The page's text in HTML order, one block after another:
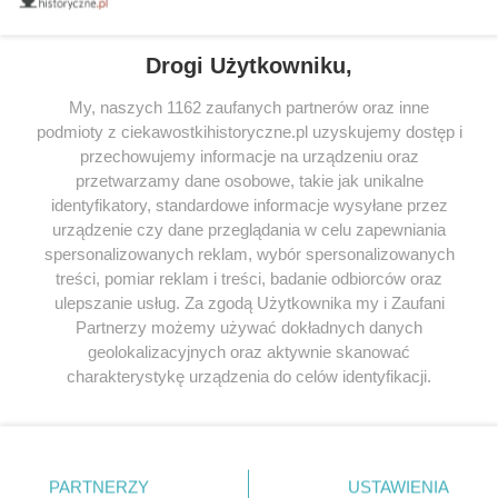
tytułów najwyżej ocenianych przez czytelników.
SERWIS
SPOŁECZNOŚĆ
WSPÓŁPRACA
KONTAKT
ODWIEDŹ RÓWNIEŻ:
Drogi Użytkowniku,
My, naszych 1162 zaufanych partnerów oraz inne
podmioty z ciekawostkihistoryczne.pl uzyskujemy dostęp i
przechowujemy informacje na urządzeniu oraz
przetwarzamy dane osobowe, takie jak unikalne
identyfikatory, standardowe informacje wysyłane przez
urządzenie czy dane przeglądania w celu zapewniania
spersonalizowanych reklam, wybór spersonalizowanych
treści, pomiar reklam i treści, badanie odbiorców oraz
ulepszanie usług. Za zgodą Użytkownika my i Zaufani
Partnerzy możemy używać dokładnych danych
geolokalizacyjnych oraz aktywnie skanować
charakterystykę urządzenia do celów identyfikacji.
zmienić/wycofać klikając przycisk ustawień prywatności
PARTNERZY USTAWIENIA